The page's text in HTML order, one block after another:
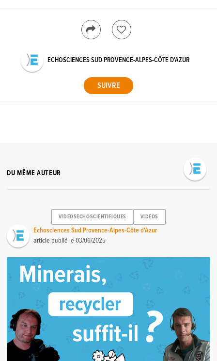
ECHOSCIENCES SUD PROVENCE-ALPES-CÔTE D'AZUR
DU MÊME AUTEUR
VIDEOSECHOSCIENTIFIQUES VIDEOS
Echosciences Sud Provence-Alpes-Côte d'Azur
article publié le03/06/2025